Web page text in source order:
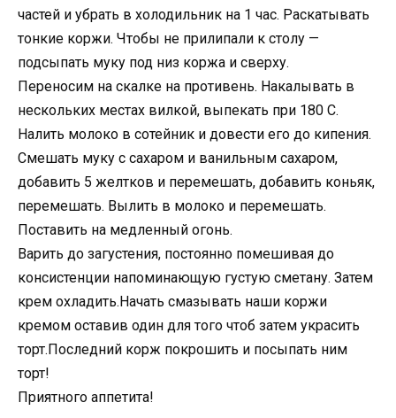
частей и убрать в холодильник на 1 час. Раскатывать
тонкие коржи. Чтобы не прилипали к столу —
подсыпать муку под низ коржа и сверху.
Переносим на скалке на противень. Накалывать в
нескольких местах вилкой, выпекать при 180 С.
Налить молоко в сотейник и довести его до кипения.
Смешать муку с сахаром и ванильным сахаром,
добавить 5 желтков и перемешать, добавить коньяк,
перемешать. Вылить в молоко и перемешать.
Поставить на медленный огонь.
Варить до загустения, постоянно помешивая до
консистенции напоминающую густую сметану. Затем
крем охладить.Начать смазывать наши коржи
кремом оставив один для того чтоб затем украсить
торт.Последний корж покрошить и посыпать ним
торт!
Приятного аппетита!